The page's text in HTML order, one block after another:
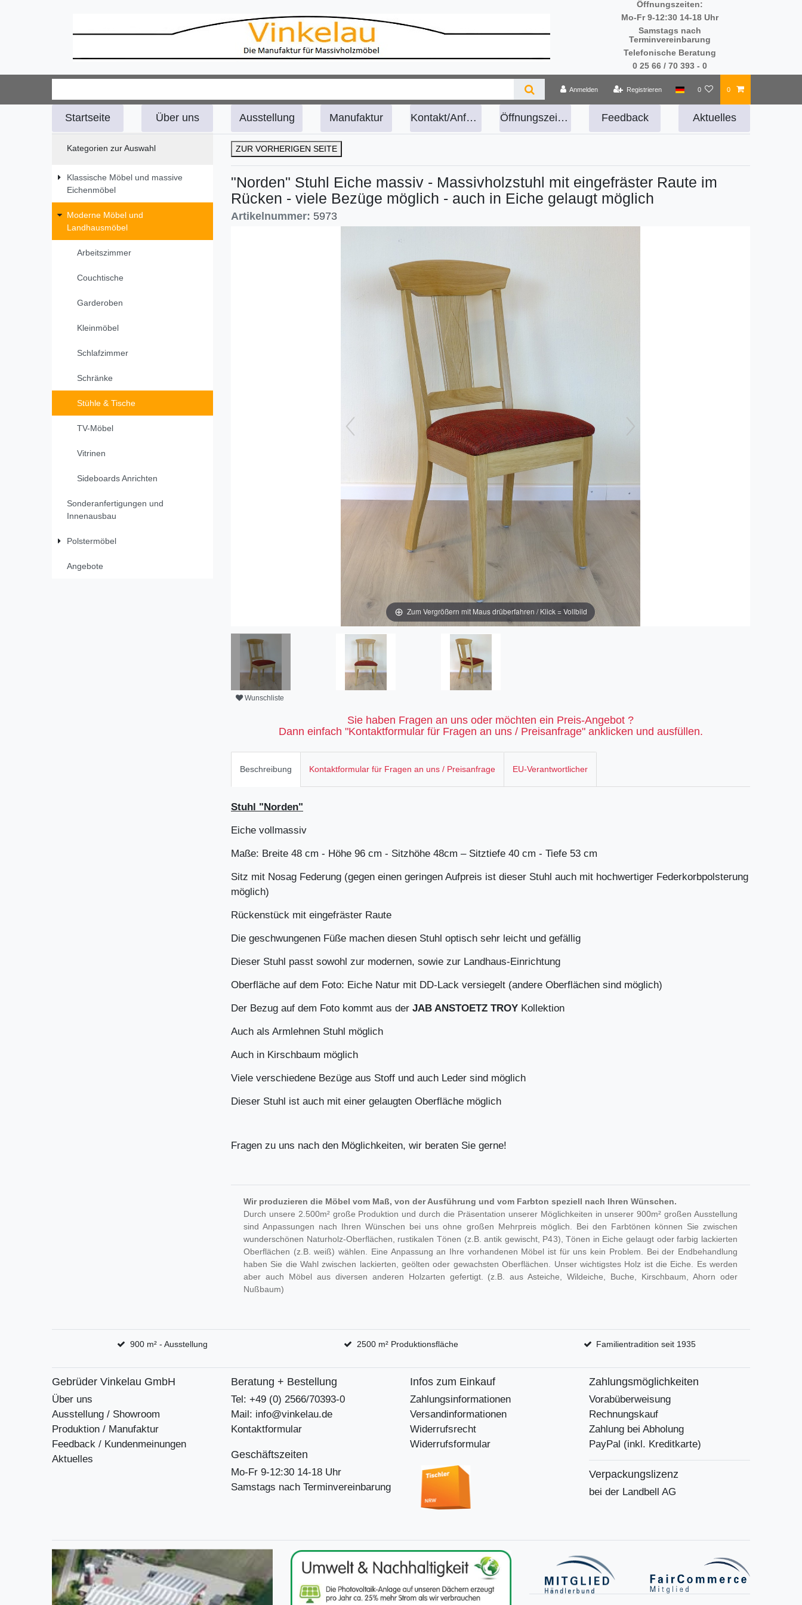
Öffnungszeiten:
Mo-Fr 9-12:30 14-18 Uhr
Samstags nach
Terminvereinbarung
Telefonische Beratung
0 25 66 / 70 393 - 0
Anmelden Registrieren 0 0
Startseite Über uns Ausstellung Manufaktur Kontakt/Anfahrt Öffnungszeiten Feedback Aktuelles
Kategorien zur Auswahl
Klassische Möbel und massive
Eichenmöbel
Moderne Möbel und
Landhausmöbel
Arbeitszimmer
Couchtische
Garderoben
Kleinmöbel
Schlafzimmer
Schränke
Stühle & Tische
TV-Möbel
Vitrinen
Sideboards Anrichten
Sonderanfertigungen und
Innenausbau
Polstermöbel
Angebote
ZUR VORHERIGEN SEITE
"Norden" Stuhl Eiche massiv - Massivholzstuhl mit eingefräster Raute im
Rücken - viele Bezüge möglich - auch in Eiche gelaugt möglich
Artikelnummer: 5973
Zum Vergrößern mit Maus drüberfahren / Klick = Vollbild
Wunschliste
Sie haben Fragen an uns oder möchten ein Preis-Angebot ?
Dann einfach "Kontaktformular für Fragen an uns / Preisanfrage" anklicken und ausfüllen.
Beschreibung Kontaktformular für Fragen an uns / Preisanfrage EU-Verantwortlicher
Stuhl "Norden"
Eiche vollmassiv
Maße: Breite 48 cm - Höhe 96 cm - Sitzhöhe 48cm – Sitztiefe 40 cm - Tiefe 53 cm
Sitz mit Nosag Federung (gegen einen geringen Aufpreis ist dieser Stuhl auch mit hochwertiger Federkorbpolsterung
möglich)
Rückenstück mit eingefräster Raute
Die geschwungenen Füße machen diesen Stuhl optisch sehr leicht und gefällig
Dieser Stuhl passt sowohl zur modernen, sowie zur Landhaus-Einrichtung
Oberfläche auf dem Foto: Eiche Natur mit DD-Lack versiegelt (andere Oberflächen sind möglich)
Der Bezug auf dem Foto kommt aus der JAB ANSTOETZ TROY Kollektion
Auch als Armlehnen Stuhl möglich
Auch in Kirschbaum möglich
Viele verschiedene Bezüge aus Stoff und auch Leder sind möglich
Dieser Stuhl ist auch mit einer gelaugten Oberfläche möglich
Fragen zu uns nach den Möglichkeiten, wir beraten Sie gerne!
Wir produzieren die Möbel vom Maß, von der Ausführung und vom Farbton speziell nach Ihren Wünschen.
Durch unsere 2.500m² große Produktion und durch die Präsentation unserer Möglichkeiten in unserer 900m² großen Ausstellung
sind Anpassungen nach Ihren Wünschen bei uns ohne großen Mehrpreis möglich. Bei den Farbtönen können Sie zwischen
wunderschönen Naturholz-Oberflächen, rustikalen Tönen (z.B. antik gewischt, P43), Tönen in Eiche gelaugt oder farbig lackierten
Oberflächen (z.B. weiß) wählen. Eine Anpassung an Ihre vorhandenen Möbel ist für uns kein Problem. Bei der Endbehandlung
haben Sie die Wahl zwischen lackierten, geölten oder gewachsten Oberflächen. Unser wichtigstes Holz ist die Eiche. Es werden
aber auch Möbel aus diversen anderen Holzarten gefertigt. (z.B. aus Asteiche, Wildeiche, Buche, Kirschbaum, Ahorn oder
Nußbaum)
900 m² - Ausstellung 2500 m² Produktionsfläche Familientradition seit 1935
Gebrüder Vinkelau GmbH
Über uns
Ausstellung / Showroom
Produktion / Manufaktur
Feedback / Kundenmeinungen
Aktuelles
Beratung + Bestellung
Tel: +49 (0) 2566/70393-0
Mail: info@vinkelau.de
Kontaktformular
Geschäftszeiten
Mo-Fr 9-12:30 14-18 Uhr
Samstags nach Terminvereinbarung
Infos zum Einkauf
Zahlungsinformationen
Versandinformationen
Widerrufsrecht
Widerrufsformular
Zahlungsmöglichkeiten
Vorabüberweisung
Rechnungskauf
Zahlung bei Abholung
PayPal (inkl. Kreditkarte)
Verpackungslizenz
bei der Landbell AG